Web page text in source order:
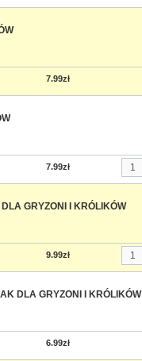
7.99zł
7.99zł
GRYZONI I KRÓLIKÓW
9.99zł
DLA GRYZONI I KRÓLIKÓW
6.99zł